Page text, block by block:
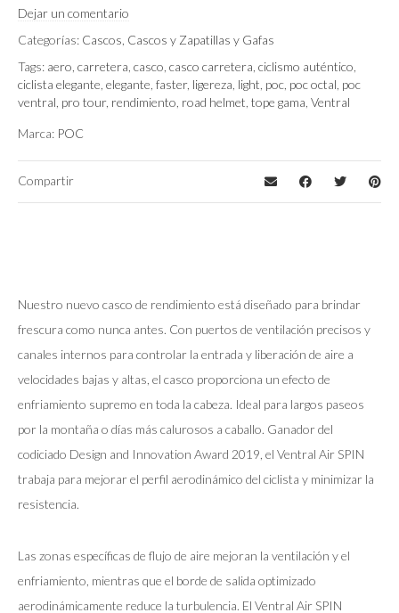
Dimensiones
M (54 – 59cm)
Color
Hydrogen White Raceday,Uranium Black
Matt ,Uranium Black Raceday
Dejar un comentario
Categorías: Cascos, Cascos y Zapatillas y Gafas
Tags: aero, carretera, casco, casco carretera, ciclismo auténtico,
ciclista elegante, elegante, faster, ligereza, light, poc, poc octal, poc
ventral, pro tour, rendimiento, road helmet, tope gama, Ventral
Marca: POC
Compartir
Nuestro nuevo casco de rendimiento está diseñado para brindar
frescura como nunca antes. Con puertos de ventilación precisos y
canales internos para controlar la entrada y liberación de aire a
velocidades bajas y altas, el casco proporciona un efecto de
enfriamiento supremo en toda la cabeza. Ideal para largos paseos
por la montaña o días más calurosos a caballo. Ganador del
codiciado Design and Innovation Award 2019, el Ventral Air SPIN
trabaja para mejorar el perfil aerodinámico del ciclista y minimizar la
resistencia.
Las zonas específicas de flujo de aire mejoran la ventilación y el
enfriamiento, mientras que el borde de salida optimizado
aerodinámicamente reduce la turbulencia. El Ventral Air SPIN